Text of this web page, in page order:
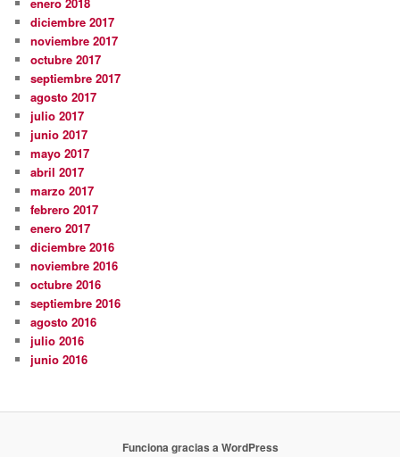
enero 2018
diciembre 2017
noviembre 2017
octubre 2017
septiembre 2017
agosto 2017
julio 2017
junio 2017
mayo 2017
abril 2017
marzo 2017
febrero 2017
enero 2017
diciembre 2016
noviembre 2016
octubre 2016
septiembre 2016
agosto 2016
julio 2016
junio 2016
Funciona gracias a WordPress